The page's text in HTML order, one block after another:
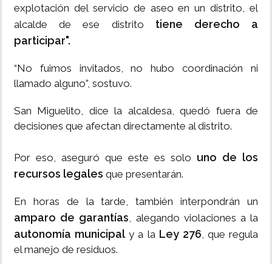
explotación del servicio de aseo en un distrito, el
alcalde de ese distrito tiene derecho a
participar".
“No fuimos invitados, no hubo coordinación ni
llamado alguno”, sostuvo.
San Miguelito, dice la alcaldesa, quedó fuera de
decisiones que afectan directamente al distrito.
Por eso, aseguró que este es solo uno de los
recursos legales que presentarán.
En horas de la tarde, también interpondrán un
amparo de garantías, alegando violaciones a la
autonomía municipaly a la Ley 276, que regula
el manejo de residuos.